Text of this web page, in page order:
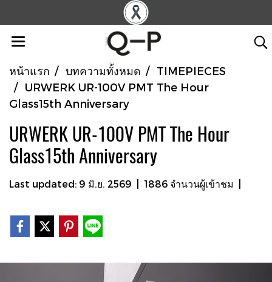
หน้าแรก บทความทั้งหมด
TIMEPIECES
URWERK UR-100V PMT The Hour
Glass15th Anniversary
URWERK UR-100V PMT The Hour
Glass15th Anniversary
Last updated: 9 มิ.ย. 2569 1886 จำนวนผู้เข้าชม